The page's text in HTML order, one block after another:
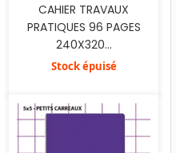
CAHIER TRAVAUX
PRATIQUES 96 PAGES
240X320...
Stock épuisé